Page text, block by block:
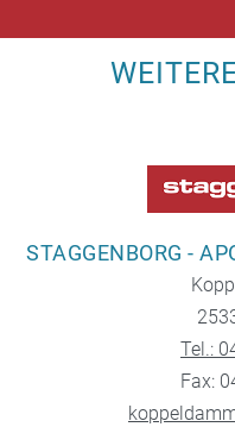
STAGGENBORG -
Tel.:
Fax: